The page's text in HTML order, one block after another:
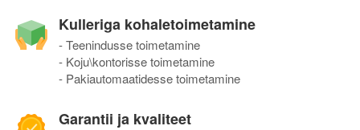
Kulleriga kohaletoimetamine
- Teenindusse toimetamine
- Koju\kontorisse toimetamine
- Pakiautomaatidesse toimetamine
Garantii ja kvaliteet